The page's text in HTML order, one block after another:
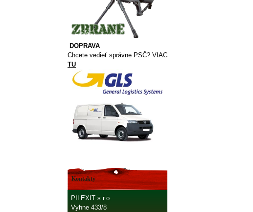
DOPRAVA
Chcete vedieť správne PSČ? VIAC
TU
Kontakty
PILEXIT s.r.o.
Vyhne 433/8